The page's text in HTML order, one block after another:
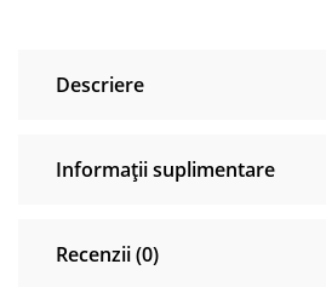
Descriere
Informații suplimentare
Recenzii (0)